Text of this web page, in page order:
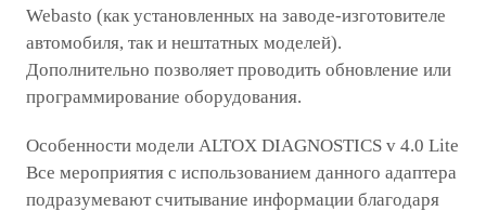
Webasto (как установленных на заводе-изготовителе
автомобиля, так и нештатных моделей).
Дополнительно позволяет проводить обновление или
программирование оборудования.
Особенности модели ALTOX DIAGNOSTICS v 4.0 Lite
Все мероприятия с использованием данного адаптера
подразумевают считывание информации благодаря